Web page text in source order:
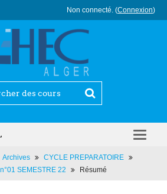
Non connecté. (Connexion)
Archives
CYCLE PREPARATOIRE
SEMESTRE 22
Résumé